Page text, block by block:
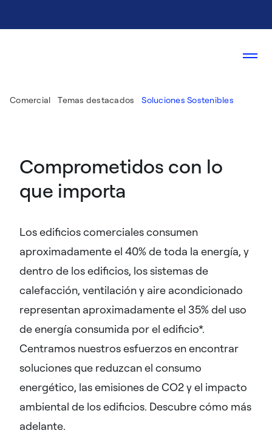
Comercial Temas destacados Soluciones Sostenibles
Comprometidos con lo
que importa
Los edificios comerciales consumen
aproximadamente el 40% de toda la energía, y
dentro de los edificios, los sistemas de
calefacción, ventilación y aire acondicionado
representan aproximadamente el 35% del uso
de energía consumida por el edificio*.
Centramos nuestros esfuerzos en encontrar
soluciones que reduzcan el consumo
energético, las emisiones de CO2 y el impacto
ambiental de los edificios. Descubre cómo más
adelante.